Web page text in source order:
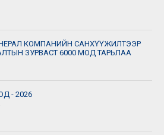
КОМПАНИЙН САНХҮҮЖИЛТЭЭР
ЗУРВАСТ 6000 МОД ТАРЬЛАА
- 2026